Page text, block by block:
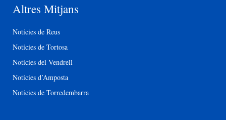
Altres Mitjans
Notícies de Reus
Notícies de Tortosa
Notícies del Vendrell
Notícies d’Amposta
Notícies de Torredembarra